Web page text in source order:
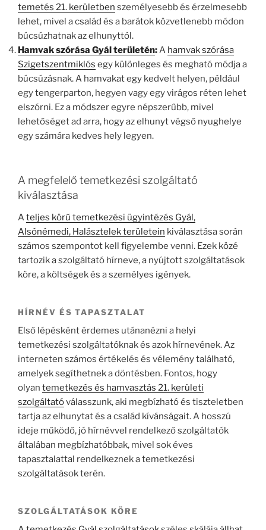
temetés 21. kerületben személyesebb és érzelmesebb
lehet, mivel a család és a barátok közvetlenebb módon
búcsúzhatnak az elhunyttól.
Hamvak szórása Gyál területén:A hamvak szórása
Szigetszentmiklós egy különleges és megható módja a
búcsúzásnak. A hamvakat egy kedvelt helyen, például
egy tengerparton, hegyen vagy egy virágos réten lehet
elszórni. Ez a módszer egyre népszerűbb, mivel
lehetőséget ad arra, hogy az elhunyt végső nyughelye
egy számára kedves hely legyen.
A megfelelő temetkezési szolgáltató
kiválasztása
Ateljes körű temetkezési ügyintézés Gyál,
Alsónémedi, Halásztelek területein kiválasztása során
számos szempontot kell figyelembe venni. Ezek közé
tartozik a szolgáltató hírneve, a nyújtott szolgáltatások
köre, a költségek és a személyes igények.
HÍRNÉV ÉS TAPASZTALAT
Első lépésként érdemes utánanézni a helyi
temetkezési szolgáltatóknak és azok hírnevének. Az
interneten számos értékelés és vélemény található,
amelyek segíthetnek a döntésben. Fontos, hogy
olyan temetkezés és hamvasztás 21. kerületi
szolgáltatóválasszunk, aki megbízható és tiszteletben
tartja az elhunytat és a család kívánságait. A hosszú
ideje működő, jó hírnévvel rendelkező szolgáltatók
általában megbízhatóbbak, mivel sok éves
tapasztalattal rendelkeznek a temetkezési
szolgáltatások terén.
SZOLGÁLTATÁSOK KÖRE